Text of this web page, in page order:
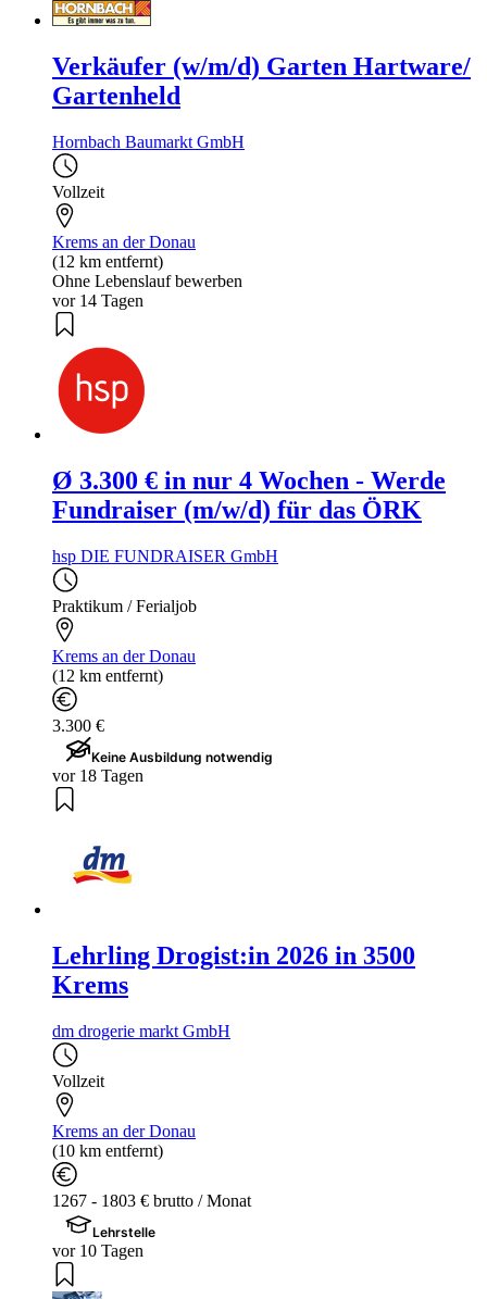
Verkäufer (w/m/d) Garten Hartware/
Gartenheld
Hornbach Baumarkt GmbH
Vollzeit
Krems an der Donau
(12 km entfernt)
Ohne Lebenslauf bewerben
vor 14 Tagen
Ø 3.300 € in nur 4 Wochen - Werde
Fundraiser (m/w/d) für das ÖRK
hsp DIE FUNDRAISER GmbH
Praktikum / Ferialjob
Krems an der Donau
(12 km entfernt)
3.300 €
Keine Ausbildung notwendig
vor 18 Tagen
Lehrling Drogist:in 2026 in 3500
Krems
dm drogerie markt GmbH
Vollzeit
Krems an der Donau
(10 km entfernt)
1267 - 1803 € brutto / Monat
Lehrstelle
vor 10 Tagen